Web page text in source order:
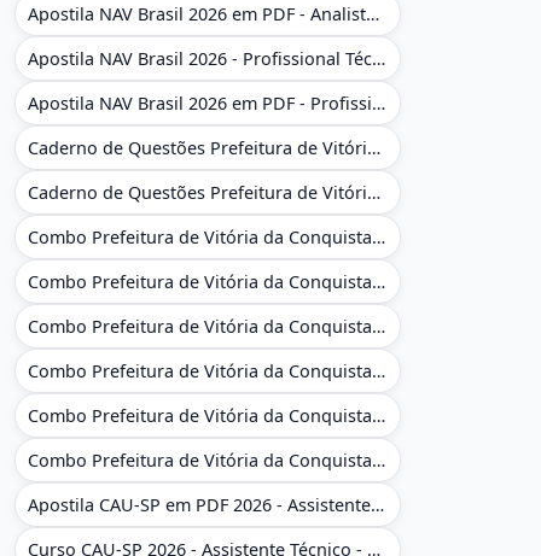
Apostila NAV Brasil 2026 em PDF - Analista de Gestão
Apostila NAV Brasil 2026 - Profissional Técnico de Navegação Aérea - Operador de Torre de Controle
Apostila NAV Brasil 2026 em PDF - Profissional Técnico de Navegação Aérea - Operador de Torre de Controle
Caderno de Questões Prefeitura de Vitória da Conquista - BA - Conhecimentos Gerais - 450 Questões Gabaritadas
Caderno de Questões Prefeitura de Vitória da Conquista em PDF - BA - Conhecimentos Gerais - 450 Questões Gabaritadas
Combo Prefeitura de Vitória da Conquista - BA 2026 - Monitor Escolar (Educação Infantil e Cobertura das AC'S)
Combo Prefeitura de Vitória da Conquista - BA 2026 - Monitor Escolar (Educação Infantil e Cobertura das AC'S)
Combo Prefeitura de Vitória da Conquista - BA 2026 - Monitor Escolar (Suporte às Crianças com Deficiência)
Combo Prefeitura de Vitória da Conquista - BA 2026 - Monitor Escolar (Suporte às Crianças com Deficiência)
Combo Prefeitura de Vitória da Conquista - BA 2026 - Pedagogo - Zona Urbana e/ou Rural
Combo Prefeitura de Vitória da Conquista - BA 2026 - Pedagogo - Zona Urbana e/ou Rural
Apostila CAU-SP em PDF 2026 - Assistente Técnico - Administrativo
Curso CAU-SP 2026 - Assistente Técnico - Administrativo e Administrativo Regional